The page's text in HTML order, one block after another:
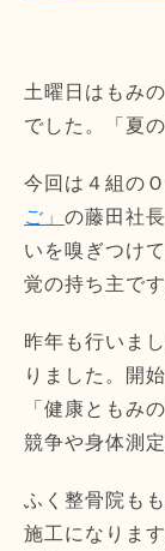
土曜日はもみ
でした。「夏
今回は４組の
ご」 の藤田社
いを嗅ぎつけ
覚の持ち主です
昨年も行いま
りました。開
「健康ともみ
競争や身体測
ふく整骨院も
施工になりま